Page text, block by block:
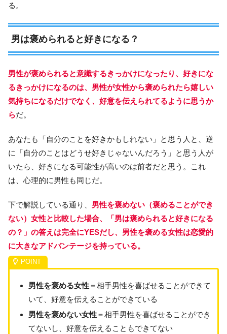
る。
男は褒められると好きになる？
男性が褒められると意識するきっかけになったり、好きにな
るきっかけになるのは、男性が女性から褒められたら嬉しい
気持ちになるだけでなく、好意を伝えられてるように思うか
らだ。
あなたも「自分のことを好きかもしれない」と思う人と、逆
に「自分のことはどうせ好きじゃないんだろう」と思う人が
いたら、好きになる可能性が高いのは前者だと思う。これ
は、心理的に男性も同じだ。
下で解説している通り、 男性を褒めない（褒めることができ
ない）女性と比較した場合、「男は褒められると好きになる
の？」の答えは完全にYESだし、男性を褒める女性は恋愛的
に大きなアドバンテージを持っている。
男性を褒める女性＝相手男性を喜ばせることができて
いて、好意を伝えることができている
男性を褒めない女性＝相手男性を喜ばせることができ
てないし、好意を伝えることもできてない